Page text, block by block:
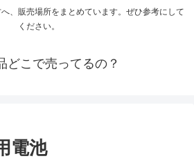
、販売場所をまとめています。ぜひ参考にして
ください。
どこで売ってるの？
電池